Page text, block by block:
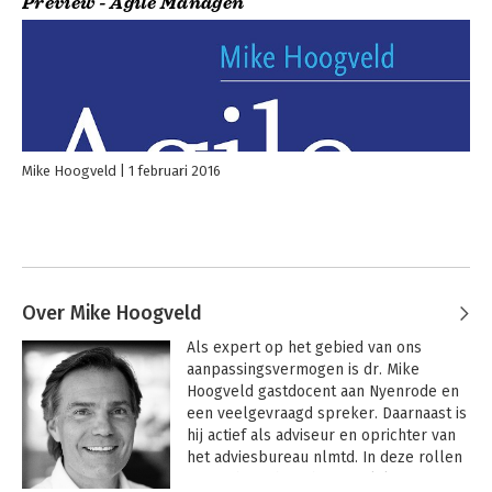
Mike Hoogveld 1 februari 2016
Over Mike Hoogveld
Als expert op het gebied van ons
aanpassingsvermogen is dr. Mike
Hoogveld gastdocent aan Nyenrode en
een veelgevraagd spreker. Daarnaast is
hij actief als adviseur en oprichter van
het adviesbureau nlmtd. In deze rollen